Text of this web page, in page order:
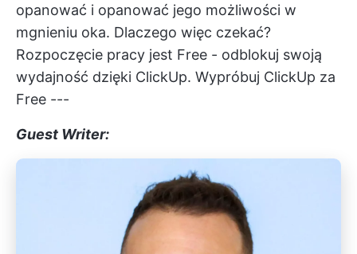
opanować i opanować jego możliwości w
mgnieniu oka. Dlaczego więc czekać?
Rozpoczęcie pracy jest Free - odblokuj swoją
wydajność dzięki ClickUp. Wypróbuj ClickUp za
Free ---
Guest Writer: